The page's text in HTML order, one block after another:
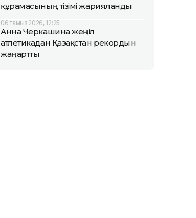
құрамасының тізімі жарияланды
06 тамыз 2026, 12:25
Анна Черкашина жеңіл
атлетикадан Қазақстан рекордын
жаңартты